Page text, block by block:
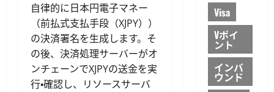
自律的に日本円電子マネー
（前払式支払手段（XJPY））
の決済署名を生成します。そ
の後、決済処理サーバーがオ
ンチェーンでXJPYの送金を実
行・確認し、リソースサーバ
Visa
Vポイ
ント
インバ
ウンド